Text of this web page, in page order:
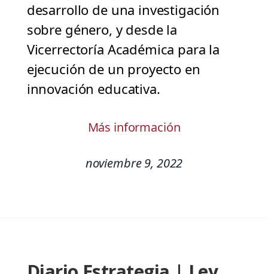
desarrollo de una investigación
sobre género, y desde la
Vicerrectoría Académica para la
ejecución de un proyecto en
innovación educativa.
Más información
noviembre 9, 2022